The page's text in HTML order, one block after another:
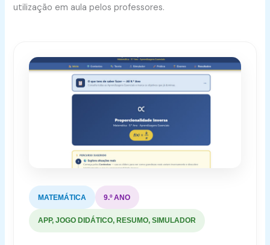
utilização em aula pelos professores.
MATEMÁTICA 9.º ANO
APP, JOGO DIDÁTICO, RESUMO, SIMULADOR